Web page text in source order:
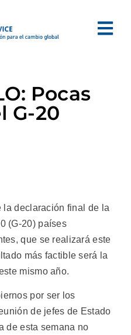
Pocas
G-20
la declaración final de la
(G-20) países
que se realizará este
más factible será la
mismo año.
por ser los
de jefes de Estado
de esta semana no